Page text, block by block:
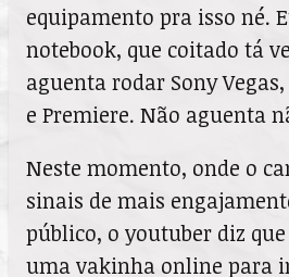
equipamento pra isso né.
notebook, que coitado tá
aguenta rodar Sony
e Premiere. Não aguenta
Neste momento, onde o
sinais de mais
público, o youtuber diz
uma vakinha online para